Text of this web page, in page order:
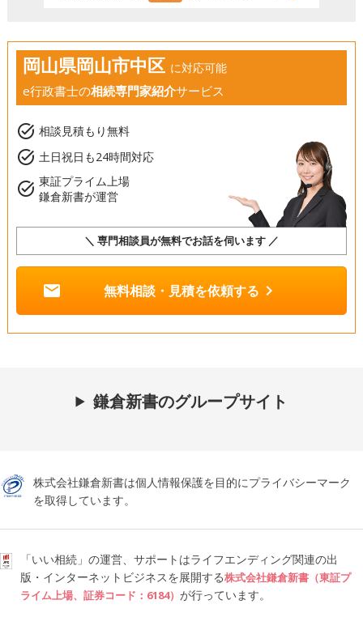
岡山県岡山市中区 に対応可能
e行政書士の相続専門家紹介サービス
task_alt 相談見積もり無料
task_alt 土日祝日も24時間対応
task_alt 東証プライム上場
鎌倉新書が運営
＼ 専門相談員が無料でお話を伺います ／
mail 無料相談・見積を依頼する chevron_right
鎌倉新書のグループサイト
株式会社鎌倉新書は個人情報保護を目的にプライバシーマーク
を取得しています。
「いい相続」の運営、サポートはライフエンディング関連の出
版・インターネットビジネスを展開する株式会社鎌倉新書（東証プ
ライム上場、証券コード：6184） が行っています。